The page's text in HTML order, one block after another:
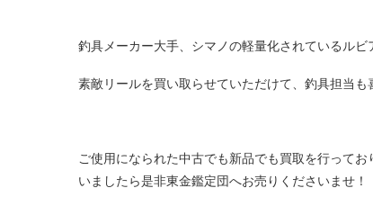
釣具メーカー大手、シマノの軽量化されているル
素敵リールを買い取らせていただけて、釣具担当
ご使用になられた中古でも新品でも買取を行って
いましたら是非東金鑑定団へお売りくださいませ！